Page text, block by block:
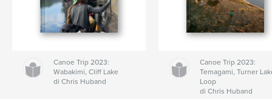
Canoe Trip 2023:
Wabakimi, Cliff Lake
di Chris Huband
Canoe Trip 2023:
Temagami, Turner
Loop
di Chris Huband